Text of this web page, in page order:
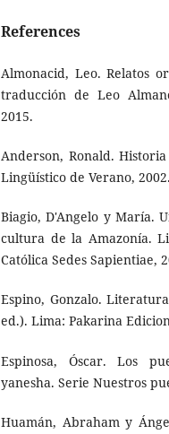
References
Almonacid, Leo. Relatos
traducción de Leo
2015.
Anderson, Ronald.
Lingüístico de Verano, 2002.
Biagio, D'Angelo y María.
cultura de la Amazonía.
Católica Sedes Sapientiae,
Espino, Gonzalo.
ed.). Lima: Pakarina
Espinosa, Óscar. Los
yanesha. Serie Nuestros
Huamán, Abraham y